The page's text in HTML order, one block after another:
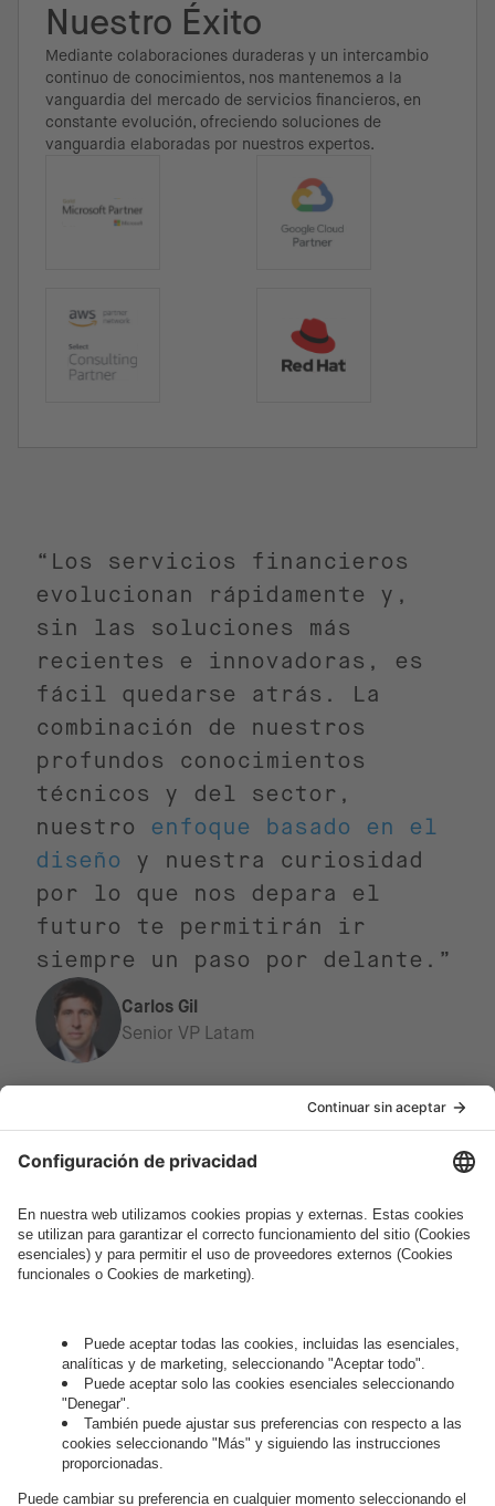
Nuestro Éxito
Mediante colaboraciones duraderas y un intercambio
continuo de conocimientos, nos mantenemos a la
vanguardia del mercado de servicios financieros, en
constante evolución, ofreciendo soluciones de
vanguardia elaboradas por nuestros expertos.
“Los servicios financieros
evolucionan rápidamente y,
sin las soluciones más
recientes e innovadoras, es
fácil quedarse atrás. La
combinación de nuestros
profundos conocimientos
técnicos y del sector,
nuestro enfoque basado en el
diseño y nuestra curiosidad
por lo que nos depara el
futuro te permitirán ir
siempre un paso por delante.”
Carlos Gil
Senior VP Latam
Hablemos.
¿Quieres unirte al apasionante mundo
Trabaja con
nosotros.